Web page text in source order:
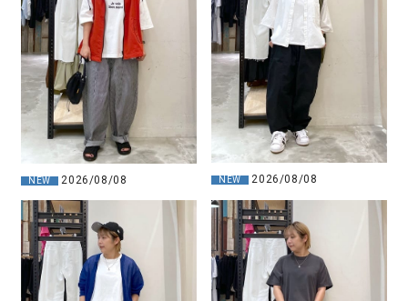
NEW 2026/08/08 NEW 2026/08/08